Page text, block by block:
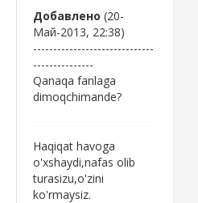
Добавлено (20-
Май-2013, 22:38)
------------------------------
---------------
Qanaqa fanlaga
dimoqchimande?
Haqiqat havoga
o'xshaydi,nafas olib
turasizu,o'zini
ko'rmaysiz.